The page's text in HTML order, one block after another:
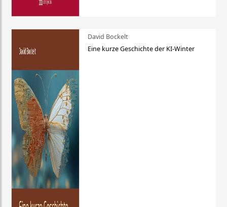
David Bockelt
Eine kurze Geschichte der KI-Winter